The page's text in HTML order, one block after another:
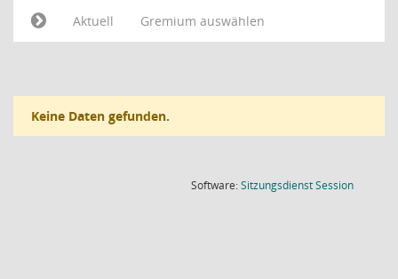
Aktuell
Gremium auswählen
Keine Daten gefunden.
Software:SitzungsdienstSession(Wird in